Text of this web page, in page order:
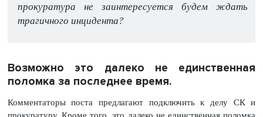
прокуратура не заинтересуется будем ждать
трагичного инцидента?
Возможно это далеко не единственная
поломка за последнее время.
Комментаторы поста предлагают подключить к делу СК и